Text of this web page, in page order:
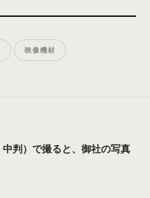
映像機材
判）で撮ると、御社の写真